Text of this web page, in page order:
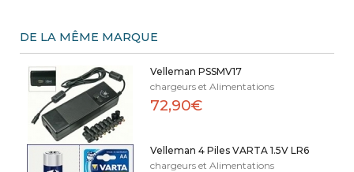
DE LA MÊME MARQUE
Velleman PSSMV17
chargeurs et Alimentations
72,90€
Velleman 4 Piles VARTA 1.5V LR6
chargeurs et Alimentations